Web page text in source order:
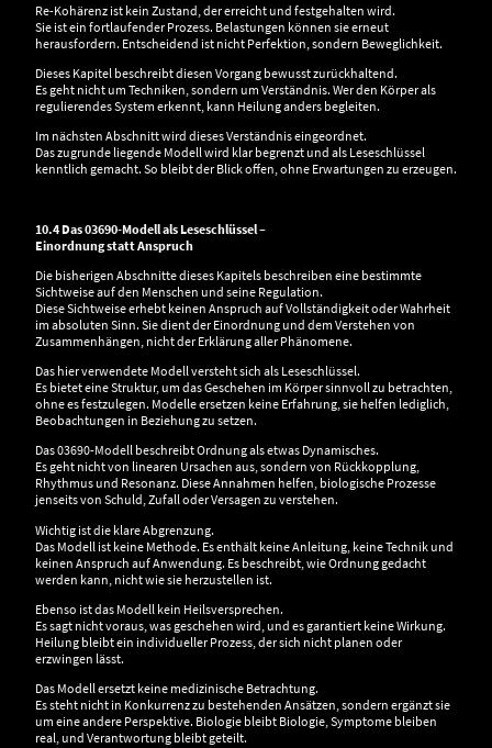
Re-Kohärenz ist kein Zustand, der erreicht und festgehalten wird.
Sie ist ein fortlaufender Prozess. Belastungen können sie erneut
herausfordern. Entscheidend ist nicht Perfektion, sondern Beweglichkeit.
Dieses Kapitel beschreibt diesen Vorgang bewusst zurückhaltend.
Es geht nicht um Techniken, sondern um Verständnis. Wer den Körper als
regulierendes System erkennt, kann Heilung anders begleiten.
Im nächsten Abschnitt wird dieses Verständnis eingeordnet.
Das zugrunde liegende Modell wird klar begrenzt und als Leseschlüssel
kenntlich gemacht. So bleibt der Blick offen, ohne Erwartungen zu erzeugen.
10.4 Das 03690-Modell als Leseschlüssel –
Einordnung statt Anspruch
Die bisherigen Abschnitte dieses Kapitels beschreiben eine bestimmte
Sichtweise auf den Menschen und seine Regulation.
Diese Sichtweise erhebt keinen Anspruch auf Vollständigkeit oder Wahrheit
im absoluten Sinn. Sie dient der Einordnung und dem Verstehen von
Zusammenhängen, nicht der Erklärung aller Phänomene.
Das hier verwendete Modell versteht sich als Leseschlüssel.
Es bietet eine Struktur, um das Geschehen im Körper sinnvoll zu betrachten,
ohne es festzulegen. Modelle ersetzen keine Erfahrung, sie helfen lediglich,
Beobachtungen in Beziehung zu setzen.
Das 03690-Modell beschreibt Ordnung als etwas Dynamisches.
Es geht nicht von linearen Ursachen aus, sondern von Rückkopplung,
Rhythmus und Resonanz. Diese Annahmen helfen, biologische Prozesse
jenseits von Schuld, Zufall oder Versagen zu verstehen.
Wichtig ist die klare Abgrenzung.
Das Modell ist keine Methode. Es enthält keine Anleitung, keine Technik und
keinen Anspruch auf Anwendung. Es beschreibt, wie Ordnung gedacht
werden kann, nicht wie sie herzustellen ist.
Ebenso ist das Modell kein Heilsversprechen.
Es sagt nicht voraus, was geschehen wird, und es garantiert keine Wirkung.
Heilung bleibt ein individueller Prozess, der sich nicht planen oder
erzwingen lässt.
Das Modell ersetzt keine medizinische Betrachtung.
Es steht nicht in Konkurrenz zu bestehenden Ansätzen, sondern ergänzt sie
um eine andere Perspektive. Biologie bleibt Biologie, Symptome bleiben
real, und Verantwortung bleibt geteilt.